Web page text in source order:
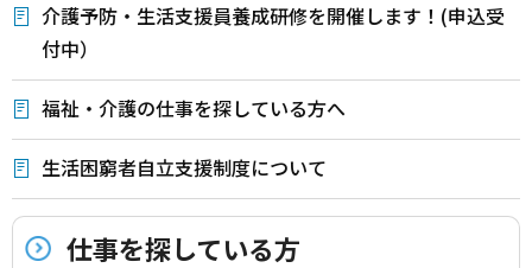
介護予防・生活支援員養成研修を開催します！(申込受
付中）
福祉・介護の仕事を探している方へ
生活困窮者自立支援制度について
仕事を探している方